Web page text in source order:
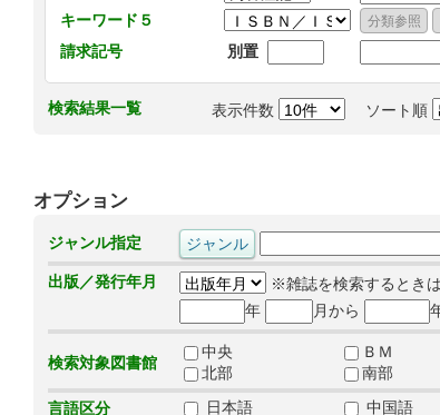
キーワード５
請求記号
別置
検索結果一覧 表示件数 ソート順
オプション
ジャンル指定
出版／発行年月
※雑誌を検索するとき
年
月から
検索対象図書館
中央 ＢＭ
北部
南部
言語区分
日本語 中国語